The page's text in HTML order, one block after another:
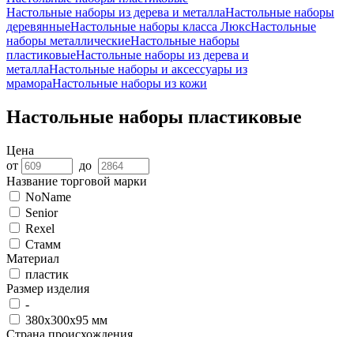
Настольные наборы из дерева и металлаНастольные наборы
деревянныеНастольные наборы класса ЛюксНастольные
наборы металлическиеНастольные наборы
пластиковыеНастольные наборы из дерева и
металлаНастольные наборы и аксессуары из
мрамораНастольные наборы из кожи
Настольные наборы пластиковые
Цена
от
до
Название торговой марки
NoName
Senior
Rexel
Стамм
Материал
пластик
Размер изделия
-
380х300х95 мм
Страна происхождения